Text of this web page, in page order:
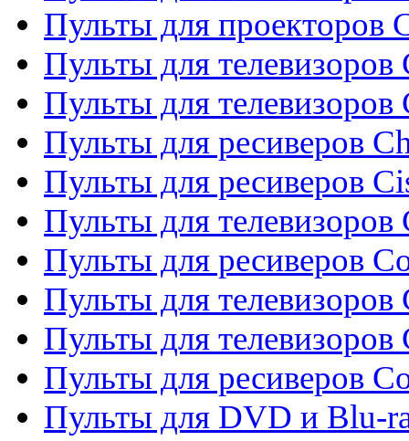
Пульты для проекторов
Пульты для телевизоров
Пульты для телевизоров
Пульты для ресиверов
Пульты для ресиверов
Пульты для телевизоров
Пульты для ресиверов
Пульты для телевизоров
Пульты для телевизоров
Пульты для ресиверов
Пульты для DVD и Blu-